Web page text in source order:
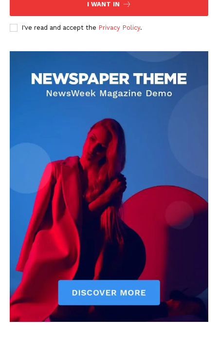
AIN NEWS 1
Contact Us
Privacy Policy
Terms of Use Agreement
Facebook
X WhatsApp
Share
I WANT IN
I've read and accept the Privacy Policy.